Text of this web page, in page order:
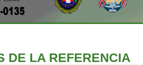
DE LA REFERENCIA